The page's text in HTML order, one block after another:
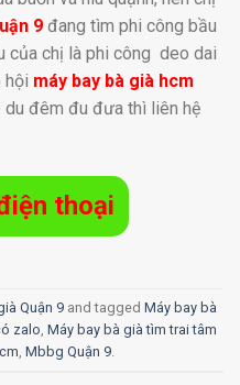
9 đang tìm phi công bầu
của chị là phi công deo dai
hội máy bay bà già hcm
du đêm đu đưa thì liên hệ
thoại
Quận 9 and tagged Máy bay bà
zalo Máy bay bà già tìm trai tâm
Mbbg Quận 9